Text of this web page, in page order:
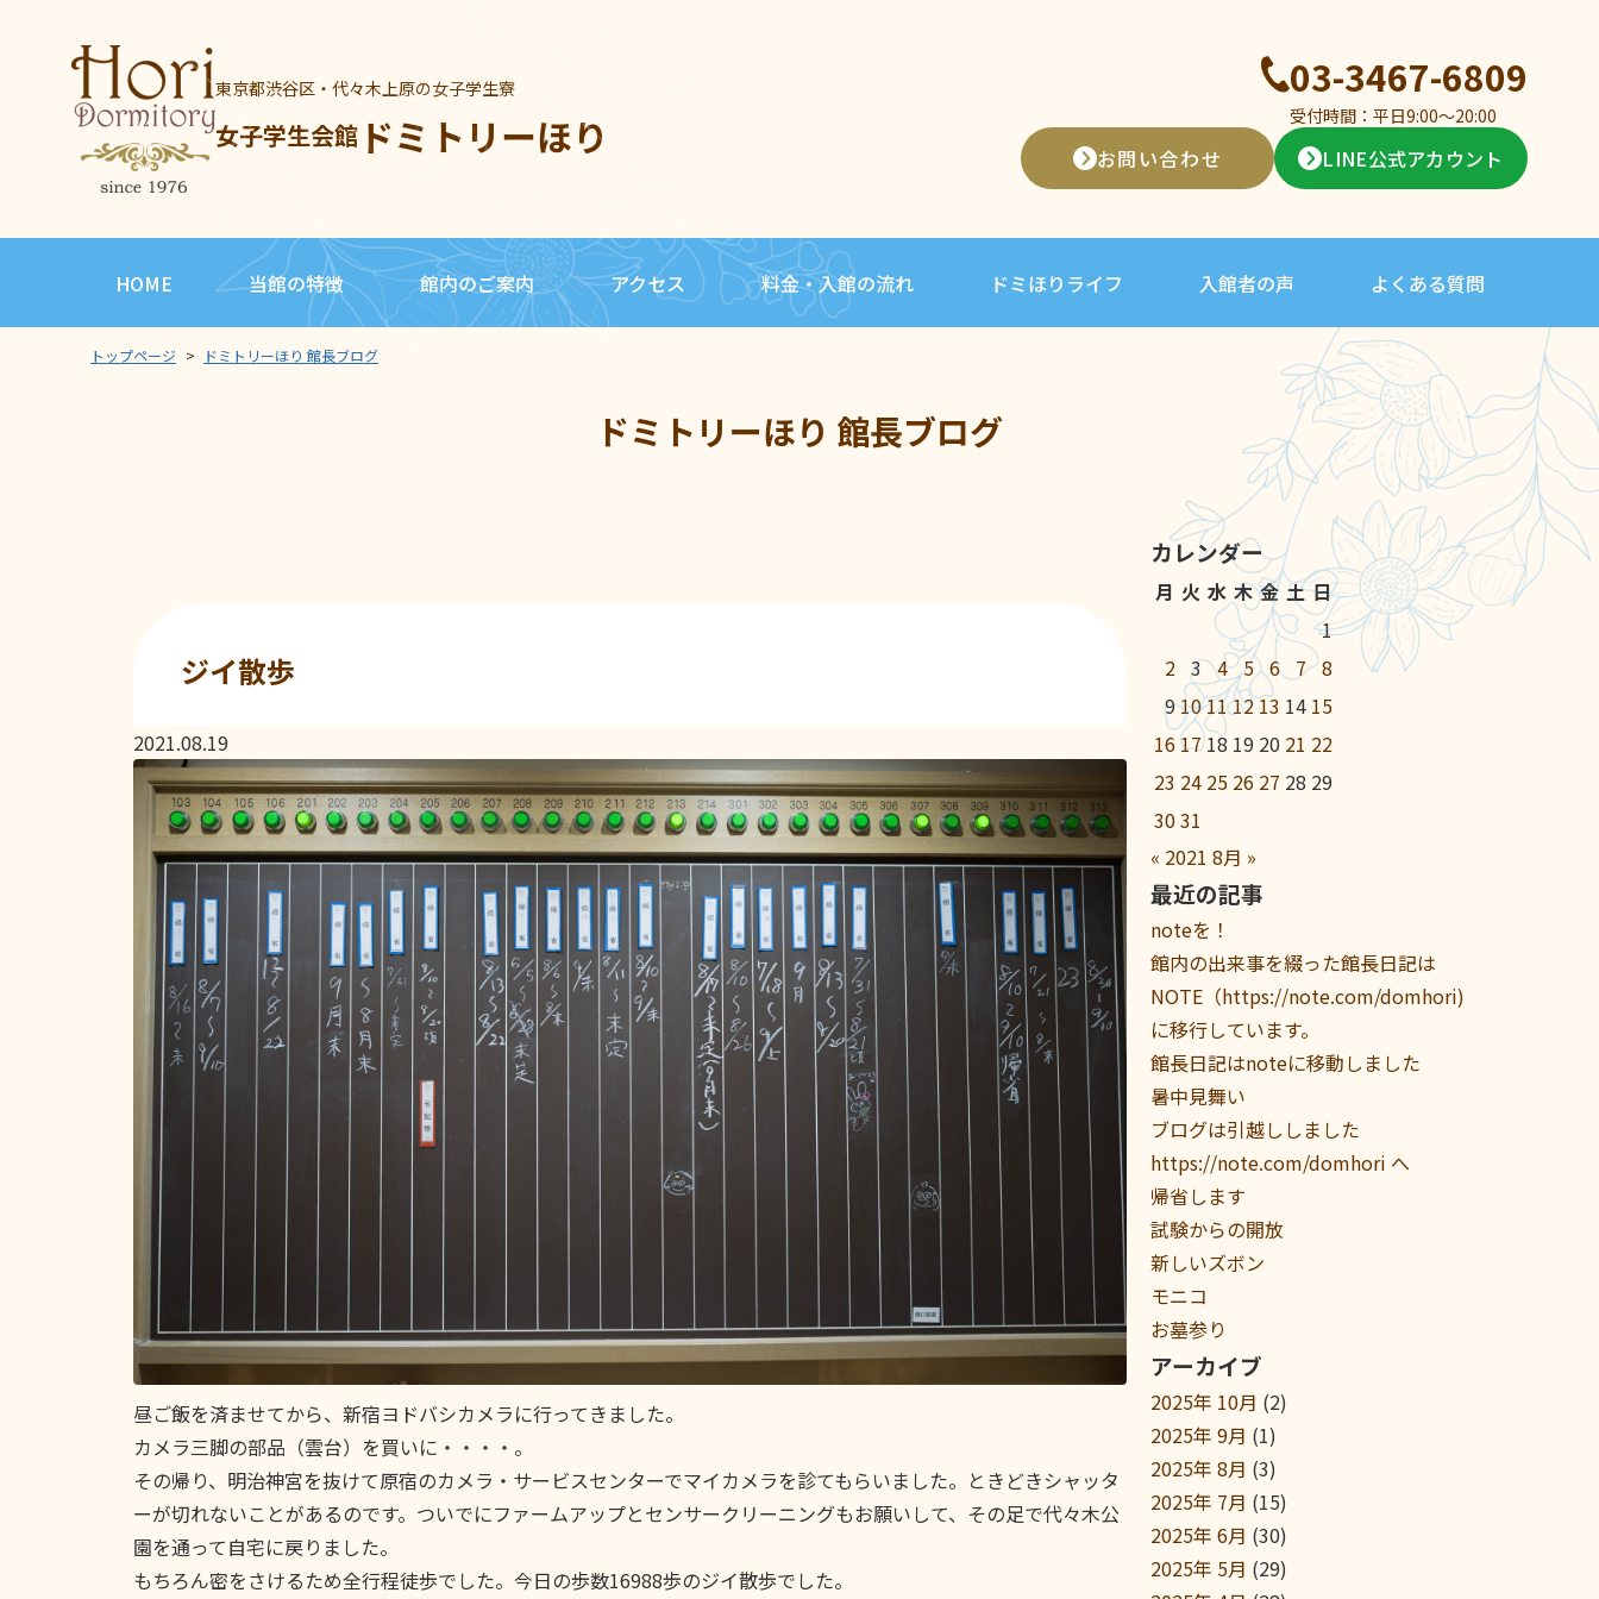
東京都渋谷区・代々木上原の女子学生寮
女子学生会館 ドミトリーほり
03-3467-6809
受付時間：平日9:00〜20:00
お問い合わせ LINE公式アカウント
HOME 当館の特徴 館内のご案内 アクセス 料金・入館の流れ ドミほりライフ 入館者の声 よくある質問
トップページ > ドミトリーほり 館長ブログ
ドミトリーほり 館長ブログ
ジイ散歩
2021.08.19
昼ご飯を済ませてから、新宿ヨドバシカメラに行ってきました。
カメラ三脚の部品（雲台）を買いに・・・・。
その帰り、明治神宮を抜けて原宿のカメラ・サービスセンターでマイカメラを診てもらいました。ときどきシャッタ
ーが切れないことがあるのです。ついでにファームアップとセンサークリーニングもお願いして、その足で代々木公
園を通って自宅に戻りました。
もちろん密をさけるため全行程徒歩でした。今日の歩数16988歩のジイ散歩でした。
カレンダー
月 火 水 木 金 土 日
1
2 3 4 5 6 7 8
910111213 14 15
1617 18 19 20 21 22
23 24 25 26 27 28 29
3031
« 2021 8月 »
最近の記事
noteを！
館内の出来事を綴った館長日記は
NOTE（https://note.com/domhori)
に移行しています。
館長日記はnoteに移動しました
暑中見舞い
ブログは引越ししました
https://note.com/domhori へ
帰省します
試験からの開放
新しいズボン
モニコ
お墓参り
アーカイブ
2025年 10月 (2)
2025年 9月 (1)
2025年 8月 (3)
2025年 7月 (15)
2025年 6月 (30)
2025年 5月 (29)